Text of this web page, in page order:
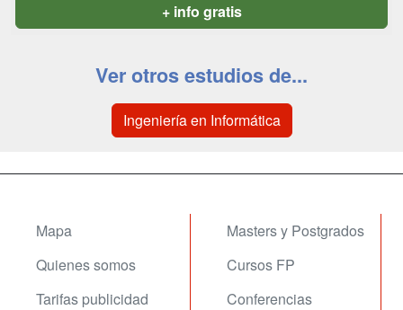
+ info gratis
Ver otros estudios de...
Ingeniería en Informática
Mapa
Quienes somos
Tarifas publicidad
Masters y Postgrados
Cursos FP
Conferencias